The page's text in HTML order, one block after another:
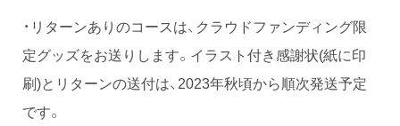
・リターンありのコースは、クラウドファンディング限
定グッズをお送りします。イラスト付き感謝状(紙に印
刷)とリターンの送付は、2023年秋頃から順次発送予定
です。